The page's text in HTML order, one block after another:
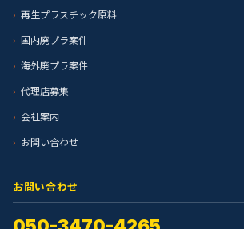
再生プラスチック原料
国内廃プラ案件
海外廃プラ案件
代理店募集
会社案内
お問い合わせ
お問い合わせ